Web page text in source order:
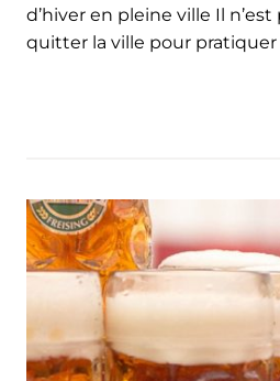
d’hiver en pleine ville Il
quitter la ville pour pratiquer